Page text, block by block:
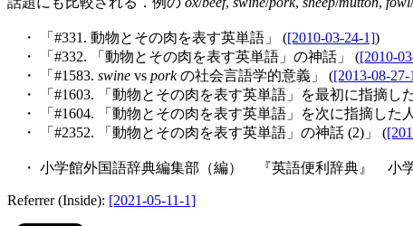
・ 「#331. 動物とその肉を表す英単語」 ([2010-03-24-1])
・ 「#332. 「動物とその肉を表す英単語」の神話」 ([2010-
・ 「#1583. swine vs porkの社会言語学的意義」 ([2013-08-27-
・ 「#1603. 「動物とその肉を表す英単語」を最初に指摘し
・ 「#1604. 「動物とその肉を表す英単語」を次に指摘した
・ 「#2352. 「動物とその肉を表す英単語」の神話 (2)」 (
・ 小学館外国語辞典編集部（編） 『英語便利辞典』 小学
Referrer (Inside): [2021-05-11-1]